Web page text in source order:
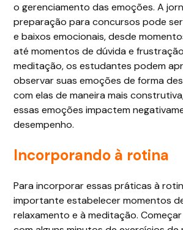
o gerenciamento das emoções. A
preparação para concursos pode
e baixos emocionais, desde
até momentos de dúvida e
meditação, os estudantes podem
observar suas emoções de forma
com elas de maneira mais
essas emoções impactem
desempenho.
Incorporando à rotina
Para incorporar essas práticas à
importante estabelecer momentos
relaxamento e à meditação.